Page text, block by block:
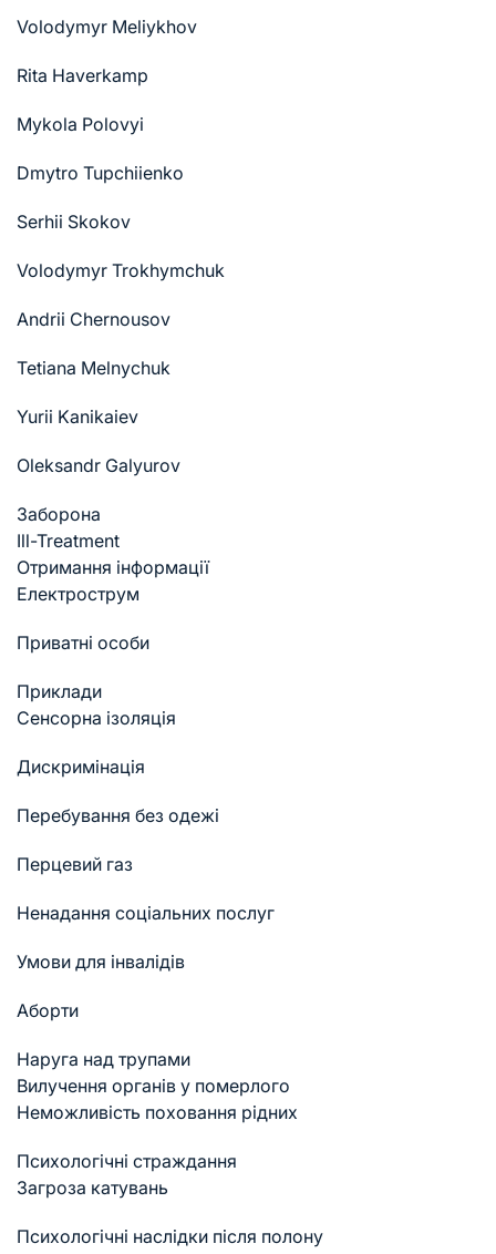
Volodymyr Meliykhov
Rita Haverkamp
Mykola Polovyi
Dmytro Tupchiienko
Serhii Skokov
Volodymyr Trokhymchuk
Andrii Chernousov
Tetiana Melnychuk
Yurii Kanikaiev
Oleksandr Galyurov
Заборона
Ill-Treatment
Отримання інформації
Електрострум
Приватні особи
Приклади
Cенсорна ізоляція
Дискримінація
Перебування без одежі
Перцевий газ
Ненадання соціальних послуг
Умови для інвалідів
Аборти
Наруга над трупами
Вилучення органів у померлого
Неможливість поховання рідних
Психологічні страждання
Загроза катувань
Психологічні наслідки після полону